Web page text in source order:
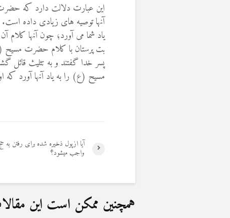
این عبارت دلالت دارد که حضرت
آنها توصیه های زیادی داده است.
یاد شما می آورد؛ چون آنها
بت پرستان با کلام حضرت مسیح
پسر خدا گفتند و به تثلیث قائل
مسیح (ع) را به یاد آنها آورد که
آیا ازپول ذخیره شده برای رفتن
واجب میشود؟
همچنین ممکن است این